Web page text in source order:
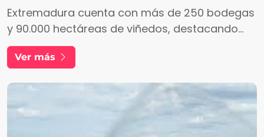
Extremadura cuenta con más de 250 bodegas
y 90.000 hectáreas de viñedos, destacando
sus Tempranillo y Macabeo y las autóctonas
Pardina y Cayetana.
Ver más